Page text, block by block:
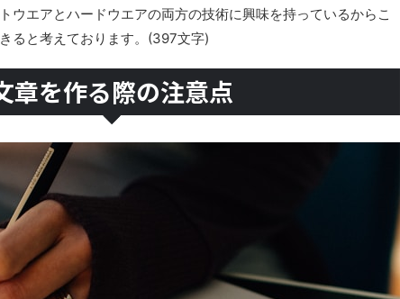
ウエアとハードウエアの両方の技術に興味を持っているからこ
ると考えております。(397文字)
章を作る際の注意点